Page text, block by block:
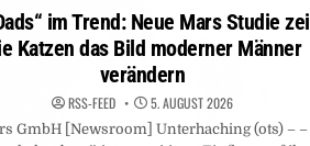
im Trend: Neue Mars Studie
Katzen das Bild moderner Männer
verändern
RSS-FEED 5. AUGUST 2026
GmbH [Newsroom] Unterhaching (ots) – –